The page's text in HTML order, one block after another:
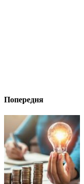
Попередня